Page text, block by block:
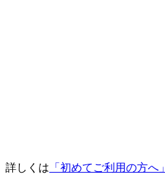
詳しくは 「初めてご利用の方へ」